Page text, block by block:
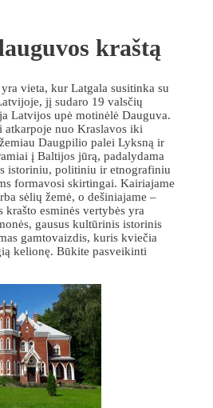
kraštą
vieta, kur Latgala susitinka su
jį sudaro 19 valsčių
Latvijos upė motinėlė Dauguva.
nuo Kraslavos iki
Daugpilio palei Lyksną ir
į Baltijos jūrą, padalydama
istoriniu, politiniu ir etnografiniu
formavosi skirtingai. Kairiajame
sėlių žemė, o dešiniajame –
krašto esminės vertybės yra
gausus kultūrinis istorinis
gamtovaizdis, kuris kviečia
kelionę. Būkite pasveikinti